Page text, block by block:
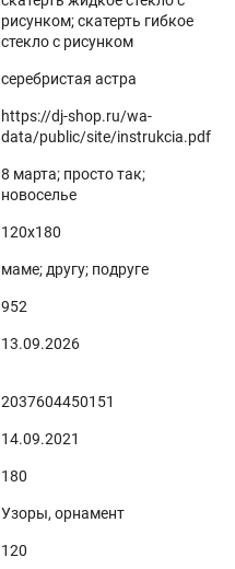
рисунком; скатерть гибкое
стекло с рисунком
серебристая астра
https://dj-shop.ru/wa-
data/public/site/instrukcia.pdf
8 марта; просто так;
новоселье
120x180
маме; другу; подруге
952
13.09.2026
2037604450151
14.09.2021
180
Узоры, орнамент
120